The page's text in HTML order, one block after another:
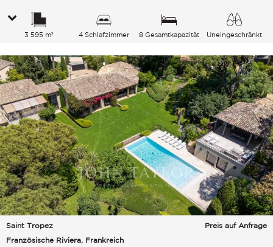
3 595 m² 4 Schlafzimmer 8 Gesamtkapazität
Uneingeschränkt
Saint Tropez
Französische Riviera, Frankreich
Preis auf Anfrage